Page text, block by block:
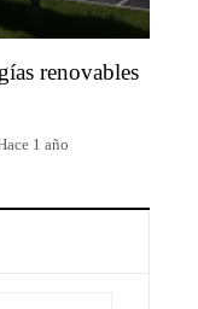
renovables
1 año